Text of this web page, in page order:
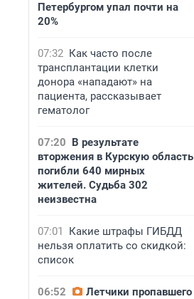
Петербургом упал почти на
20%
07:32 Как часто после
трансплантации клетки
донора «нападают» на
пациента, рассказывает
гематолог
07:20 В результате
вторжения в Курскую область
погибли 640 мирных
жителей. Судьба 302
неизвестна
07:01
Какие штрафы ГИБДД
нельзя оплатить со скидкой:
список
06:52
Летчики пропавшего